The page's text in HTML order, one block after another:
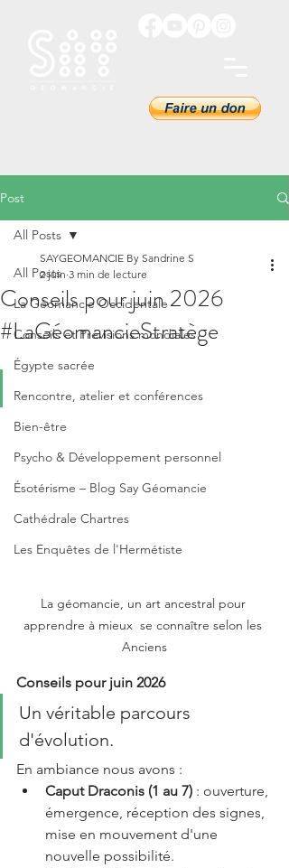
Post
All Posts
La Géomancie Occidentale
Conseils et Prévisions mondiales
Égypte sacrée
Rencontre, atelier et conférences
Bien-être
Psycho & Développement personnel
Ésotérisme – Blog Say Géomancie
Cathédrale Chartres
Les Enquêtes de l'Hermétiste
All Posts
Conseils pour juin 2026
#LaGéomancieStratège
SAYGEOMANCIE By Sandrine S
2 juin 3 min de lecture
La géomancie, un art ancestral pour
apprendre à mieux  se connaître selon les
Anciens
Conseils pour juin 2026
Un véritable parcours
d'évolution.
En ambiance nous avons :
Caput Draconis (1 au 7) : ouverture,
émergence, réception des signes,
mise en mouvement d'une
nouvelle possibilité.